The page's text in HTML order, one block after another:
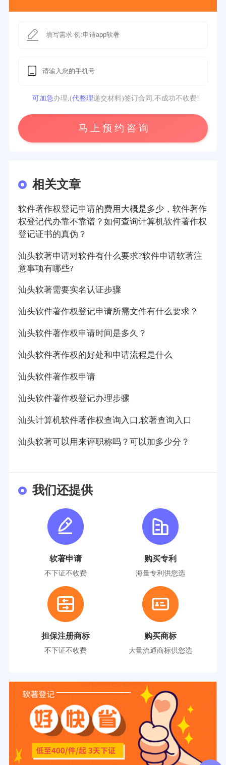
可加急办理,(代整理递交材料)签订合同,不成功不收费!
马 上 预 约 咨 询
相关文章
软件著作权登记申请的费用大概是多少，软件著作
权登记代办靠不靠谱？如何查询计算机软件著作权
登记证书的真伪？
汕头软著申请对软件有什么要求?软件申请软著注
意事项有哪些?
汕头软著需要实名认证步骤
汕头软件著作权登记申请所需文件有什么要求？
汕头软件著作权申请时间是多久？
汕头软件著作权的好处和申请流程是什么
汕头软件著作权申请
汕头软件著作权登记办理步骤
汕头计算机软件著作权查询入口,软著查询入口
汕头软著可以用来评职称吗？可以加多少分？
我们还提供
软著申请
不下证不收费
购买专利
海量专利供您选
担保注册商标
不下证不收费
购买商标
大量流通商标供您选